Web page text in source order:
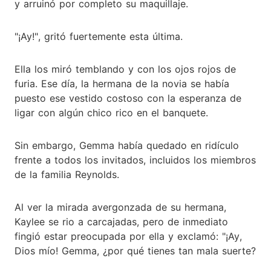
y arruinó por completo su maquillaje.
"¡Ay!", gritó fuertemente esta última.
Ella los miró temblando y con los ojos rojos de
furia. Ese día, la hermana de la novia se había
puesto ese vestido costoso con la esperanza de
ligar con algún chico rico en el banquete.
Sin embargo, Gemma había quedado en ridículo
frente a todos los invitados, incluidos los miembros
de la familia Reynolds.
Al ver la mirada avergonzada de su hermana,
Kaylee se rio a carcajadas, pero de inmediato
fingió estar preocupada por ella y exclamó: "¡Ay,
Dios mío! Gemma, ¿por qué tienes tan mala suerte?